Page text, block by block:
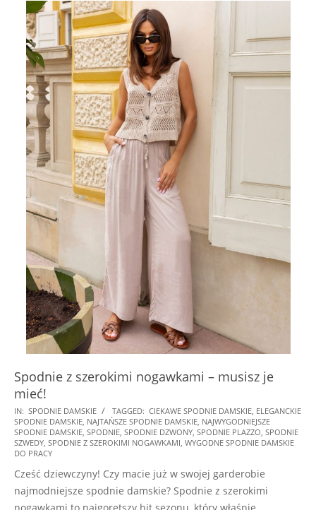
Spodnie z szerokimi nogawkami – musisz je
mieć!
2025-
08-
15
IN: SPODNIE DAMSKIE TAGGED: CIEKAWE SPODNIE DAMSKIE ELEGANCKIE
SPODNIE DAMSKIE NAJTAŃSZE SPODNIE DAMSKIE NAJWYGODNIEJSZE
SPODNIE DAMSKIE SPODNIE SPODNIE DZWONY SPODNIE PLAZZO SPODNIE
SZWEDY SPODNIE Z SZEROKIMI NOGAWKAMI WYGODNE SPODNIE DAMSKIE
DO PRACY
Cześć dziewczyny! Czy macie już w swojej garderobie
najmodniejsze spodnie damskie? Spodnie z szerokimi
nogawkami to najgorętszy hit sezonu, który właśnie